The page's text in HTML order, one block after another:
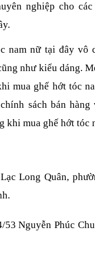
nghiệp cho
nam nữ tại đây vô
như kiểu dáng.
mua ghế hớt tóc
sách bán hàng
khi mua ghế hớt tóc
Long Quân,
53 Nguyễn Phúc